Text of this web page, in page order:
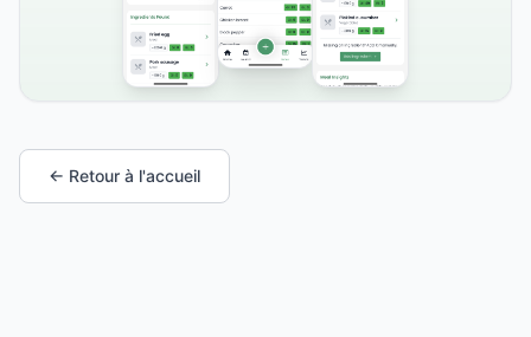
← Retour à l'accueil